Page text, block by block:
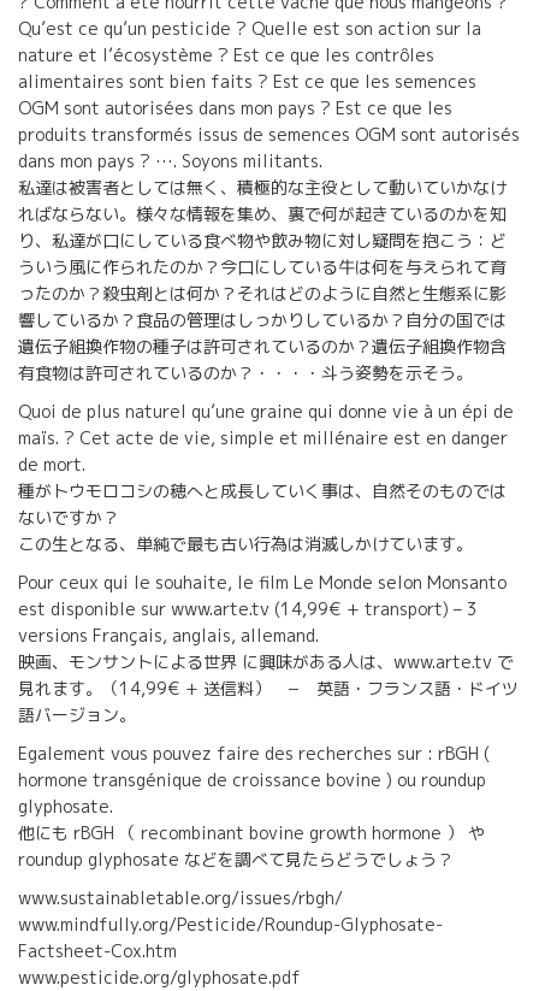
Qu’est ce qu’un pesticide ? Quelle est son action sur la
nature et l’écosystème ? Est ce que les contrôles
alimentaires sont bien faits ? Est ce que les semences
OGM sont autorisées dans mon pays ? Est ce que les
produits transformés issus de semences OGM sont autorisés
dans mon pays ? …. Soyons militants.
私達は被害者としては無く、積極的な主役として動いていかなけ
ればならない。様々な情報を集め、裏で何が起きているのかを知
り、私達が口にしている食べ物や飲み物に対し疑問を抱こう：ど
ういう風に作られたのか？今口にしている牛は何を与えられて育
ったのか？殺虫剤とは何か？それはどのように自然と生態系に影
響しているか？食品の管理はしっかりしているか？自分の国では
遺伝子組換作物の種子は許可されているのか？遺伝子組換作物含
有食物は許可されているのか？・・・・斗う姿勢を示そう。
Quoi de plus naturel qu’une graine qui donne vie à un épi de
maïs. ? Cet acte de vie, simple et millénaire est en danger
de mort.
種がトウモロコシの穂へと成長していく事は、自然そのものでは
ないですか？
この生となる、単純で最も古い行為は消滅しかけています。
Pour ceux qui le souhaite, le film Le Monde selon Monsanto
est disponible sur www.arte.tv (14,99€ + transport) – 3
versions Français, anglais, allemand.
映画、モンサントによる世界 に興味がある人は、www.arte.tv で
見れます。（14,99€ + 送信料） − 英語・フランス語・ドイツ
語バージョン。
Egalement vous pouvez faire des recherches sur : rBGH (
hormone transgénique de croissance bovine ) ou roundup
glyphosate.
他にも rBGH （ recombinant bovine growth hormone ） や
roundup glyphosate などを調べて見たらどうでしょう？
www.sustainabletable.org/issues/rbgh/
www.mindfully.org/Pesticide/Roundup-Glyphosate-
Factsheet-Cox.htm
www.pesticide.org/glyphosate.pdf